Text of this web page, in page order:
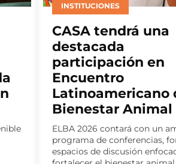
EMPRESAS
Sudvet incorpora
nuevo gerente
como parte de su
estrategia de
crecimiento
El médico veterinario
Licenciado en Ciencias
la Universidad Austral de
Diplomado en Habilidades